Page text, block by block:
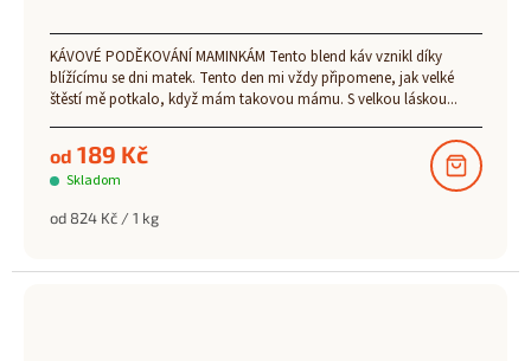
Skladom
od 189 Kč
Měrná
od 824 Kč / 1 kg
KÁVOVÉ PODĚKOVÁNÍ MAMINKÁM Tento blend káv vznikl díky
blížícímu se dni matek. Tento den mi vždy připomene, jak velké
štěstí mě potkalo, když mám takovou mámu. S velkou láskou...